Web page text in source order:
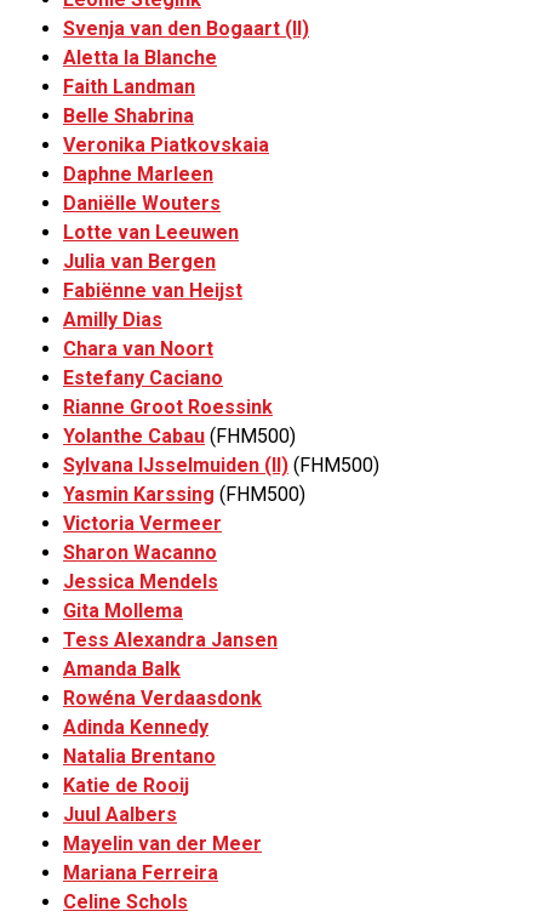
Svenja van den Bogaart (II)
Aletta la Blanche
Faith Landman
Belle Shabrina
Veronika Piatkovskaia
Daphne Marleen
Daniëlle Wouters
Lotte van Leeuwen
Julia van Bergen
Fabiënne van Heijst
Amilly Dias
Chara van Noort
Estefany Caciano
Rianne Groot Roessink
Yolanthe Cabau (FHM500)
Sylvana IJsselmuiden (II) (FHM500)
Yasmin Karssing (FHM500)
Victoria Vermeer
Sharon Wacanno
Jessica Mendels
Gita Mollema
Tess Alexandra Jansen
Amanda Balk
Rowéna Verdaasdonk
Adinda Kennedy
Natalia Brentano
Katie de Rooij
Juul Aalbers
Mayelin van der Meer
Mariana Ferreira
Celine Schols